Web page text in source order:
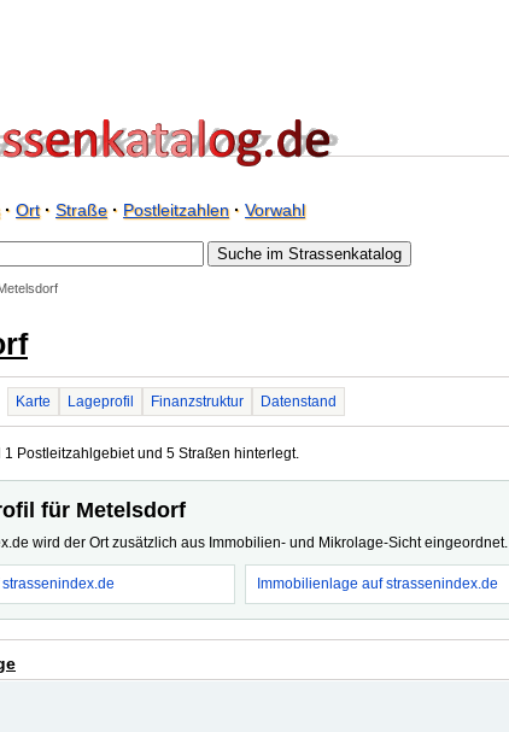
· Ort· Straße· Postleitzahlen· Vorwahl
Karte Lageprofil Finanzstruktur Datenstand
1 Postleitzahlgebiet und 5 Straßen hinterlegt.
für Metelsdorf
wird der Ort zusätzlich aus Immobilien- und Mikrolage-Sicht eingeordnet.
Immobilienlage auf strassenindex.de